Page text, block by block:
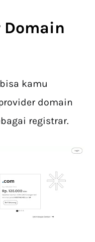
kamu
domain
registrar.